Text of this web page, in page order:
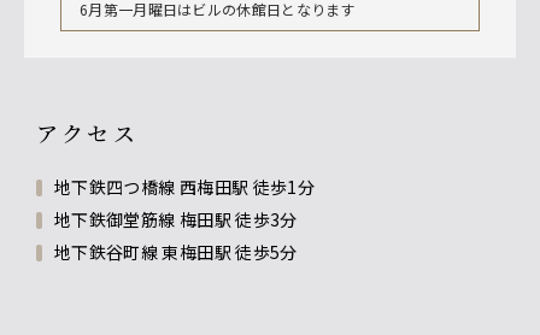
6月第一月曜日はビルの休館日となります
アクセス
地下鉄四つ橋線 西梅田駅 徒歩1分
地下鉄御堂筋線 梅田駅 徒歩3分
地下鉄谷町線 東梅田駅 徒歩5分